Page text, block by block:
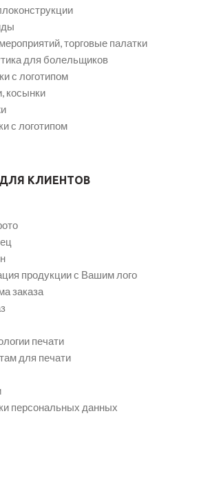
торговые палатки
для болельщиков
с логотипом
косынки
с логотипом
КЛИЕНТОВ
продукции с Вашим лого
заказа
печати
для печати
персональных данных